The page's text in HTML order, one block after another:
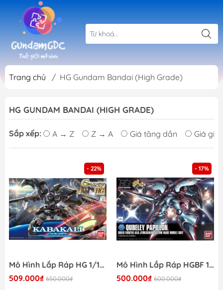
Trang chủ / HG Gundam Bandai (High Grade)
HG GUNDAM BANDAI (HIGH GRADE)
Sắp xếp: A → Z Z → A Giá tăng dần Giá
- 22%
Mô Hình Lắp Ráp HG 1/144 KABAKALI Bandai 4573102674784
509.000₫ 650.000₫
- 17%
Mô Hình Lắp Ráp HGBF 1/144 QUBELEY PAPILLON Bandai 4573102736956
500.000₫ 600.000₫